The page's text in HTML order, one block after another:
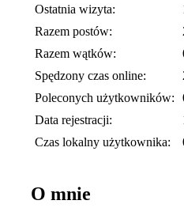
Ostatnia wizyta:
Razem postów:
Razem wątków:
Spędzony czas online:
Poleconych użytkowników:
Data rejestracji:
Czas lokalny użytkownika:
O mnie